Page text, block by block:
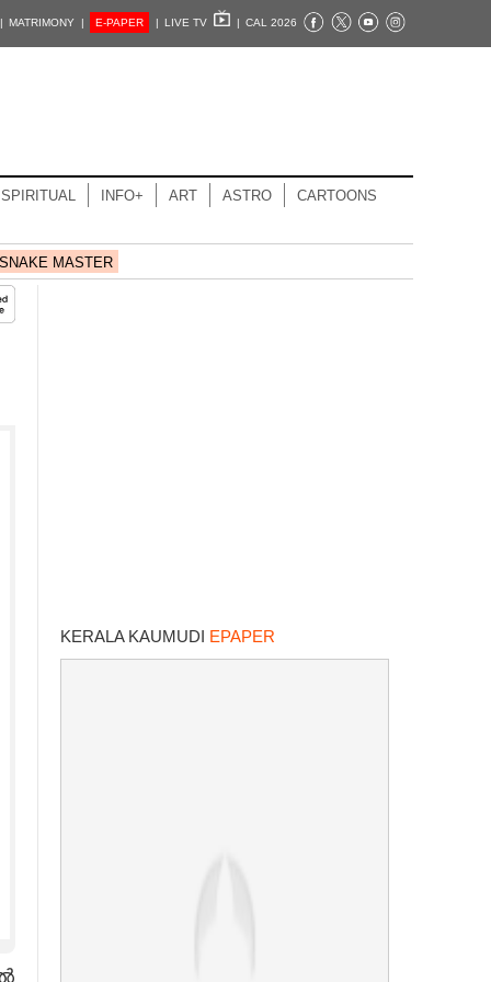
MATRIMONY | E-PAPER | LIVE TV | CAL 2026
SPIRITUAL INFO+ ART ASTRO CARTOONS
MASTER
KERALA KAUMUDI EPAPER